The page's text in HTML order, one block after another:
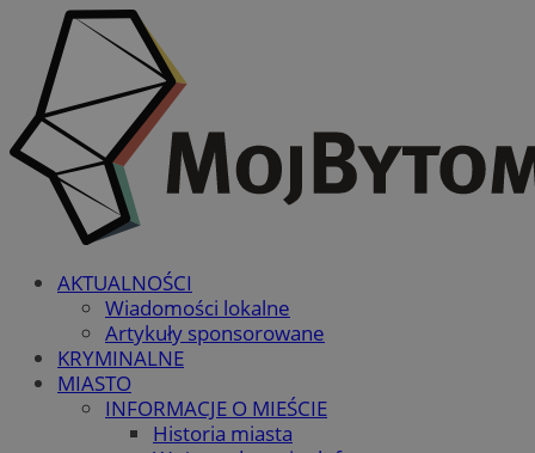
AKTUALNOŚCI
Wiadomości lokalne
Artykuły sponsorowane
KRYMINALNE
MIASTO
INFORMACJE O MIEŚCIE
Historia miasta